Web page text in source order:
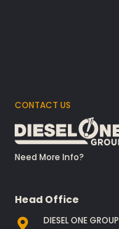
CONTACT US
Need More Info?
Head Office
DIESEL ONE GROUP